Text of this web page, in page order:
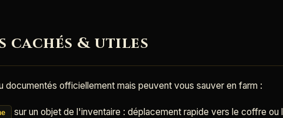
cachés & utiles
documentés officiellement mais peuvent vous sauver en farm :
sur un objet de l'inventaire : déplacement rapide vers le coffre